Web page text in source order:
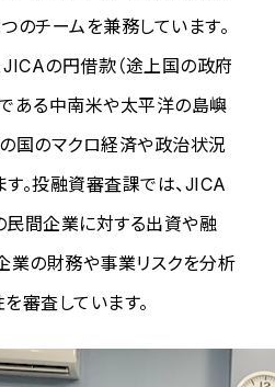
のチームを兼務しています。
の円借款（途上国の政府
ある中南米や太平洋の島嶼
国のマクロ経済や政治状況
。投融資審査課では、JICA
民間企業に対する出資や融
業の財務や事業リスクを分析
審査しています。